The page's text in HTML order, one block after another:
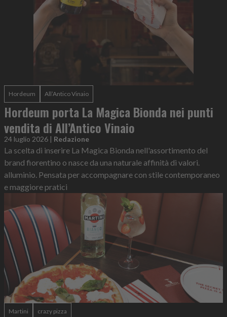
Hordeum All’Antico Vinaio
Hordeum porta La Magica Bionda nei punti
vendita di All’Antico Vinaio
24 luglio 2026 | Redazione
La scelta di inserire La Magica Bionda nell'assortimento del
brand fiorentino o nasce da una naturale affinità di valori.
alluminio. Pensata per accompagnare con stile contemporaneo
e maggiore pratici
Martini crazy pizza